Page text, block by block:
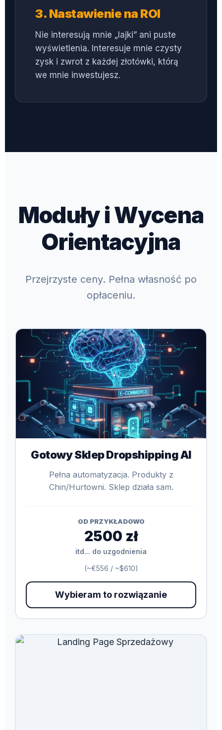
3. Nastawienie na ROI
Nie interesują mnie „lajki” ani puste
wyświetlenia. Interesuje mnie czysty
zysk i zwrot z każdej złotówki, którą
we mnie inwestujesz.
Moduły i Wycena
Orientacyjna
Przejrzyste ceny. Pełna własność po
opłaceniu.
Gotowy Sklep Dropshipping AI
Pełna automatyzacja. Produkty z
Chin/Hurtowni. Sklep działa sam.
OD PRZYKŁADOWO
2500 zł
itd... do uzgodnienia
(~€556 / ~$610)
Wybieram to rozwiązanie